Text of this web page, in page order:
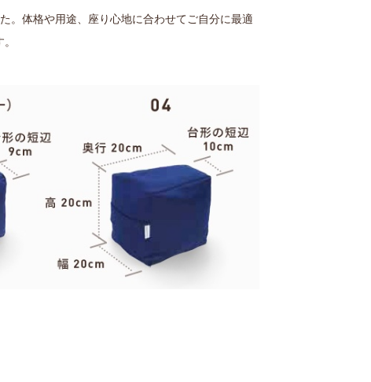
。体格や用途、座り心地に合わせてご自分に最適